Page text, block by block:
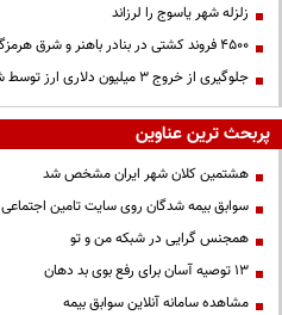
زلزله شهر یاسوج را لرزاند
۴۵۰۰ فروند کشتی در بنادر باهنر و شرق هرمزگان پهلو گرفتند
جلوگیری از خروج ۳ میلیون دلاری ارز توسط شرکت صوری در شیراز
پربحث ترین عناوین
هشتمین کلان شهر ایران مشخص شد
سوابق بیمه شدگان روی سایت تامین اجتماعی
همجنس گرایی در شبکه من و تو
13 توصیه آسان برای رفع بوی بد دهان
مشاهده سامانه آنلاين سوابق بیمه